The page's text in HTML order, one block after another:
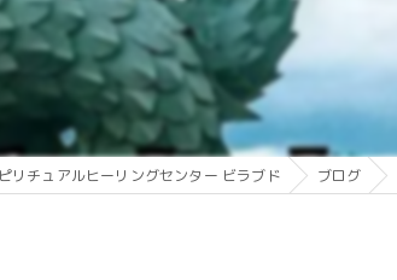
リチュアルヒーリングセンター ビラブド ブログ